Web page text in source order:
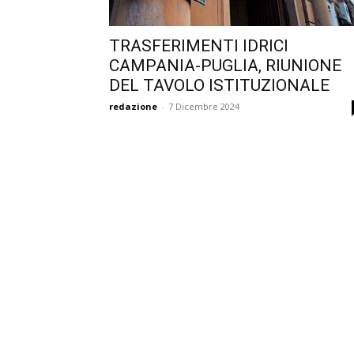
TRASFERIMENTI IDRICI
CAMPANIA-PUGLIA, RIUNIONE
DEL TAVOLO ISTITUZIONALE
redazione - 7 Dicembre 2024